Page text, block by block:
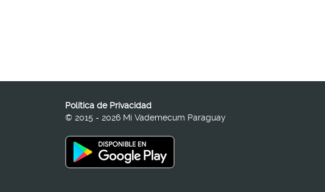
Política de Privacidad
© 2015 - 2026 Mi Vademecum Paraguay